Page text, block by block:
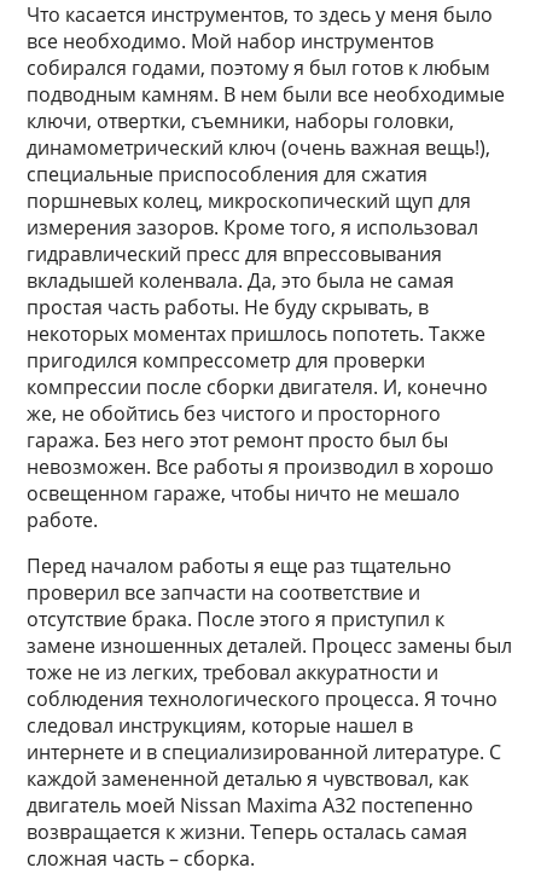
Что касается инструментов, то здесь у меня было
все необходимо. Мой набор инструментов
собирался годами, поэтому я был готов к любым
подводным камням. В нем были все необходимые
ключи, отвертки, съемники, наборы головки,
динамометрический ключ (очень важная вещь!),
специальные приспособления для сжатия
поршневых колец, микроскопический щуп для
измерения зазоров. Кроме того, я использовал
гидравлический пресс для впрессовывания
вкладышей коленвала. Да, это была не самая
простая часть работы. Не буду скрывать, в
некоторых моментах пришлось попотеть. Также
пригодился компрессометр для проверки
компрессии после сборки двигателя. И, конечно
же, не обойтись без чистого и просторного
гаража. Без него этот ремонт просто был бы
невозможен. Все работы я производил в хорошо
освещенном гараже, чтобы ничто не мешало
работе.
Перед началом работы я еще раз тщательно
проверил все запчасти на соответствие и
отсутствие брака. После этого я приступил к
замене изношенных деталей. Процесс замены был
тоже не из легких, требовал аккуратности и
соблюдения технологического процесса. Я точно
следовал инструкциям, которые нашел в
интернете и в специализированной литературе. С
каждой замененной деталью я чувствовал, как
двигатель моей Nissan Maxima A32 постепенно
возвращается к жизни. Теперь осталась самая
сложная часть – сборка.